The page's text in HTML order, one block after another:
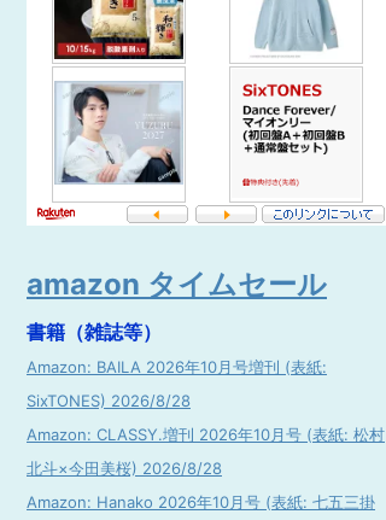
amazon タイムセール
書籍（雑誌等）
Amazon: BAILA 2026年10月号増刊 (表紙:
SixTONES) 2026/8/28
Amazon: CLASSY.増刊 2026年10月号 (表紙: 松村
北斗×今田美桜) 2026/8/28
Amazon: Hanako 2026年10月号 (表紙: 七五三掛